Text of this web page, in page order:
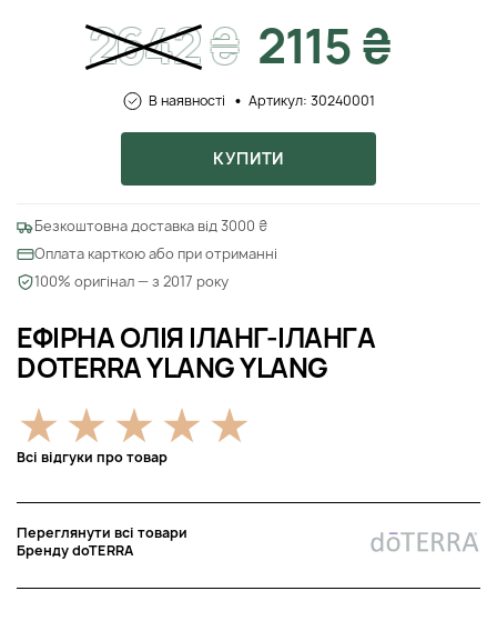
ЕФІРНА ОЛІЯ ІЛАНГ-ІЛАНГА
DOTERRA YLANG YLANG
Всі відгуки про товар
Переглянути всі товари
Бренду doTERRA
2642₴ 2115 ₴
В наявності Артикул: 30240001
КУПИТИ
Безкоштовна доставка від 3000 ₴
Оплата карткою або при отриманні
100% оригінал — з 2017 року